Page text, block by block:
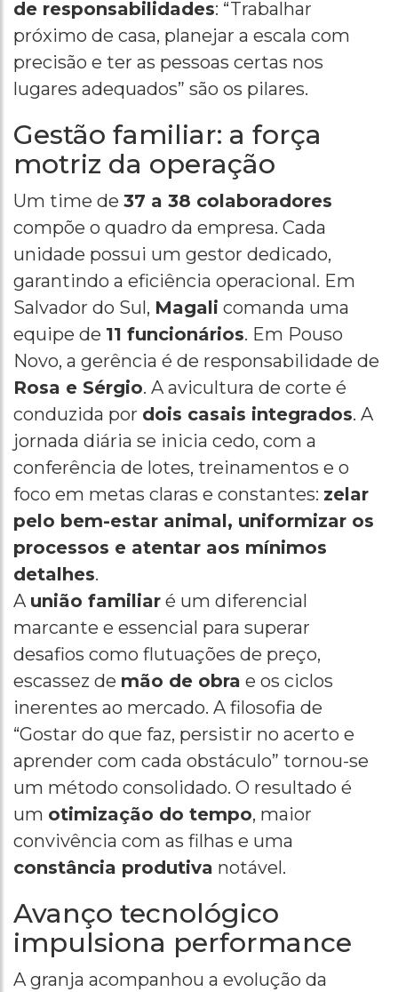
de responsabilidades: “Trabalhar
próximo de casa, planejar a escala com
precisão e ter as pessoas certas nos
lugares adequados” são os pilares.
Gestão familiar: a força
motriz da operação
Um time de 37 a 38 colaboradores
compõe o quadro da empresa. Cada
unidade possui um gestor dedicado,
garantindo a eficiência operacional. Em
Salvador do Sul, Magali comanda uma
equipe de 11 funcionários. Em Pouso
Novo, a gerência é de responsabilidade de
Rosa e Sérgio. A avicultura de corte é
conduzida por dois casais integrados. A
jornada diária se inicia cedo, com a
conferência de lotes, treinamentos e o
foco em metas claras e constantes: zelar
pelo bem-estar animal, uniformizar os
processos e atentar aos mínimos
detalhes.
A união familiar é um diferencial
marcante e essencial para superar
desafios como flutuações de preço,
escassez de mão de obra e os ciclos
inerentes ao mercado. A filosofia de
“Gostar do que faz, persistir no acerto e
aprender com cada obstáculo” tornou-se
um método consolidado. O resultado é
um otimização do tempo, maior
convivência com as filhas e uma
constância produtiva notável.
Avanço tecnológico
impulsiona performance
A granja acompanhou a evolução da